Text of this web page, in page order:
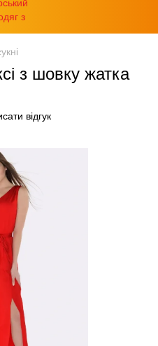
з шовку жатка
відгук